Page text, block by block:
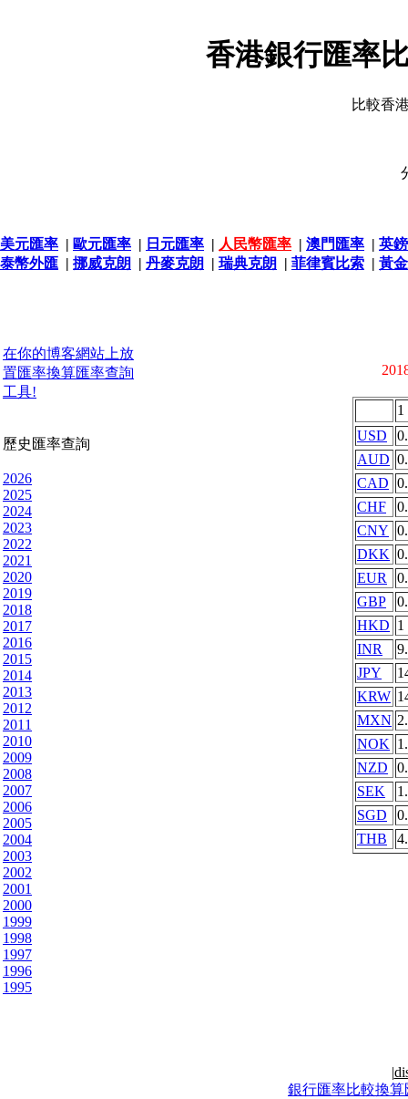
香港銀行匯率
比較香
美元匯率 | 歐元匯率 | 日元匯率 | 人民幣匯率 | 澳門匯率 | 英
泰幣外匯 | 挪威克朗 | 丹麥克朗 | 瑞典克朗 | 菲律賓比索 | 黃
在你的博客網站上放
置匯率換算匯率查詢
工具!
歷史匯率查詢
2026
2025
2024
2023
2022
2021
2020
2019
2018
2017
2016
2015
2014
2013
2012
2011
2010
2009
2008
2007
2006
2005
2004
2003
2002
2001
2000
1999
1998
1997
1996
1995
1
USD
AUD
CAD
CHF
CNY
DKK
EUR
GBP
HKD 1
INR
JPY
KRW
MXN
NOK
NZD
SEK
SGD
THB
|
銀行匯率比較換算